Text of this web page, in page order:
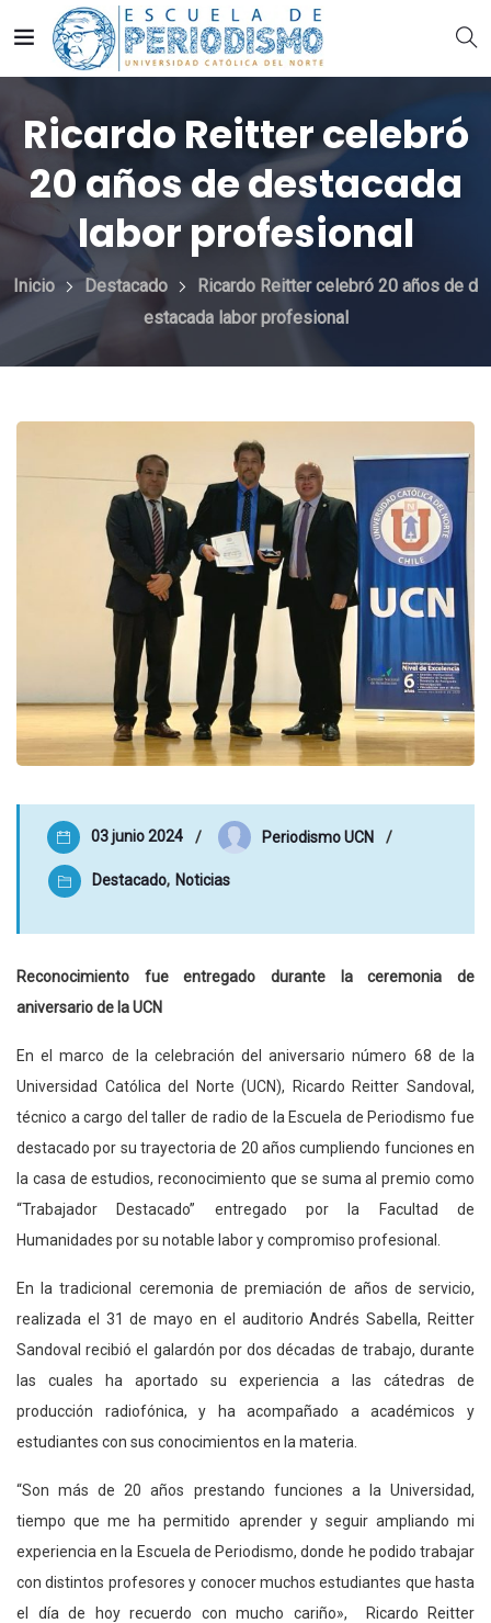
Ricardo Reitter celebró
20 años de destacada
labor profesional
Inicio Destacado
Ricardo Reitter celebró 20 años de d
estacada labor profesional
03 junio 2024 Periodismo UCN
Destacado, Noticias
Reconocimiento fue entregado durante la ceremonia de
aniversario de la UCN
En el marco de la celebración del aniversario número 68 de la
Universidad Católica del Norte (UCN), Ricardo Reitter Sandoval,
técnico a cargo del taller de radio de la Escuela de Periodismo fue
destacado por su trayectoria de 20 años cumpliendo funciones en
la casa de estudios, reconocimiento que se suma al premio como
“Trabajador Destacado” entregado por la Facultad de
Humanidades por su notable labor y compromiso profesional.
En la tradicional ceremonia de premiación de años de servicio,
realizada el 31 de mayo en el auditorio Andrés Sabella, Reitter
Sandoval recibió el galardón por dos décadas de trabajo, durante
las cuales ha aportado su experiencia a las cátedras de
producción radiofónica, y ha acompañado a académicos y
estudiantes con sus conocimientos en la materia.
“Son más de 20 años prestando funciones a la Universidad,
tiempo que me ha permitido aprender y seguir ampliando mi
experiencia en la Escuela de Periodismo, donde he podido trabajar
con distintos profesores y conocer muchos estudiantes que hasta
el día de hoy recuerdo con mucho cariño», Ricardo Reitter